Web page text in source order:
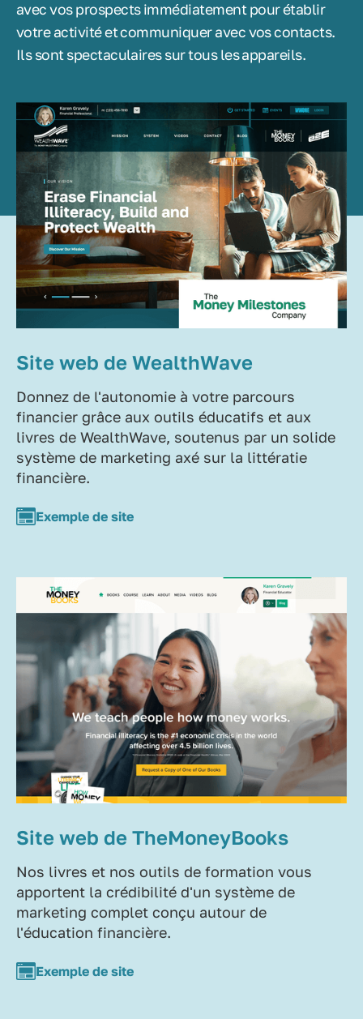
avec vos prospects immédiatement pour établir
votre activité et communiquer avec vos contacts.
Ils sont spectaculaires sur tous les appareils.
Site web de WealthWave
Donnez de l'autonomie à votre parcours
financier grâce aux outils éducatifs et aux
livres de WealthWave, soutenus par un solide
système de marketing axé sur la littératie
financière.
Exemple de site
Site web de TheMoneyBooks
Nos livres et nos outils de formation vous
apportent la crédibilité d'un système de
marketing complet conçu autour de
l'éducation financière.
Exemple de site